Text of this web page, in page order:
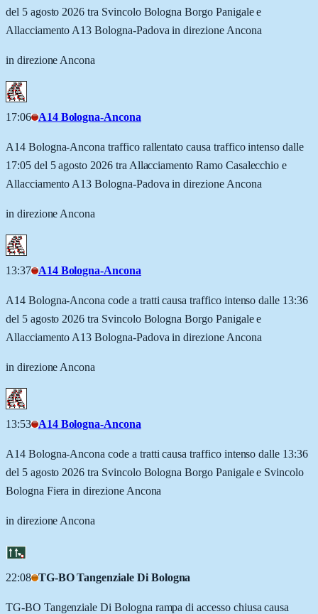
del 5 agosto 2026 tra Svincolo Bologna Borgo Panigale e
Allacciamento A13 Bologna-Padova in direzione Ancona
in direzione Ancona
17:06 A14 Bologna-Ancona
A14 Bologna-Ancona traffico rallentato causa traffico intenso dalle
17:05 del 5 agosto 2026 tra Allacciamento Ramo Casalecchio e
Allacciamento A13 Bologna-Padova in direzione Ancona
in direzione Ancona
13:37 A14 Bologna-Ancona
A14 Bologna-Ancona code a tratti causa traffico intenso dalle 13:36
del 5 agosto 2026 tra Svincolo Bologna Borgo Panigale e
Allacciamento A13 Bologna-Padova in direzione Ancona
in direzione Ancona
13:53 A14 Bologna-Ancona
A14 Bologna-Ancona code a tratti causa traffico intenso dalle 13:36
del 5 agosto 2026 tra Svincolo Bologna Borgo Panigale e Svincolo
Bologna Fiera in direzione Ancona
in direzione Ancona
22:08 TG-BO Tangenziale Di Bologna
TG-BO Tangenziale Di Bologna rampa di accesso chiusa causa